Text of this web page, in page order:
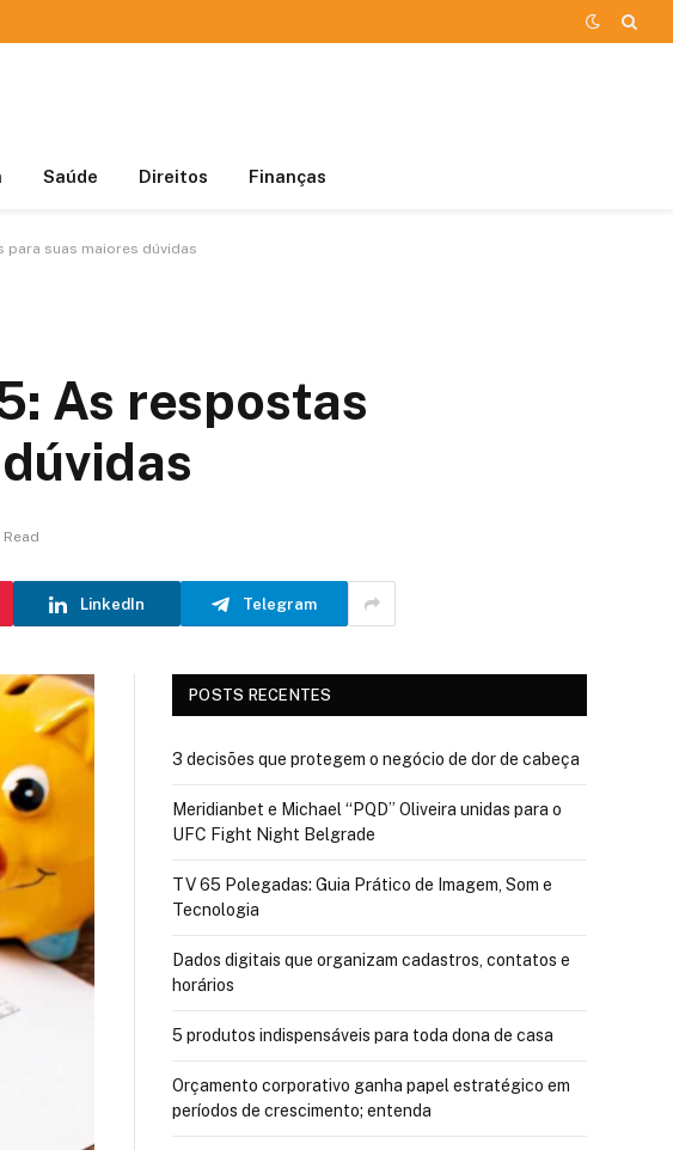
Saúde Direitos Finanças
para suas maiores dúvidas
As respostas
Read
LinkedIn Telegram
POSTS RECENTES
3 decisões que protegem o negócio de dor de cabeça
Meridianbet e Michael “PQD” Oliveira unidas para o
UFC Fight Night Belgrade
TV 65 Polegadas: Guia Prático de Imagem, Som e
Tecnologia
Dados digitais que organizam cadastros, contatos e
horários
5 produtos indispensáveis para toda dona de casa
Orçamento corporativo ganha papel estratégico em
períodos de crescimento; entenda